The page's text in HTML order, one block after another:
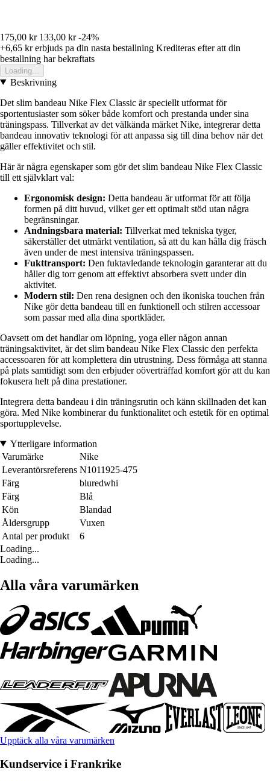
175,00 kr 133,00 kr -24%
+6,65 krerbjuds pa din nasta bestallning Krediteras efter att din
bestallning har bekraftats
Loading...
Beskrivning
Det slim bandeau Nike Flex Classic är speciellt utformat för
sportentusiaster som söker både komfort och prestanda under sina
träningspass. Tillverkat av det välkända märket Nike, integrerar detta
bandeau innovativ teknologi för att anpassa sig till dina behov när det
gäller effektivitet och stil.
Här är några egenskaper som gör det slim bandeau Nike Flex Classic
till ett självklart val:
Ergonomisk design: Detta bandeau är utformat för att följa
formen på ditt huvud, vilket ger ett optimalt stöd utan några
begränsningar.
Andningsbara material: Tillverkat med tekniska tyger,
säkerställer det utmärkt ventilation, så att du kan hålla dig fräsch
även under de mest intensiva träningspassen.
Fukttransport: Den fuktavledande teknologin garanterar att du
håller dig torr genom att effektivt absorbera svett under din
aktivitet.
Modern stil: Den rena designen och den ikoniska touchen från
Nike gör detta bandeau till en funktionell och stilren accessoar
som passar med alla dina sportkläder.
Oavsett om det handlar om löpning, yoga eller någon annan
träningsaktivitet, är det slim bandeau Nike Flex Classic den perfekta
accessoaren för att komplettera din utrustning. Dess förmåga att stanna
på plats samtidigt som den erbjuder oöverträffad komfort gör att du kan
fokusera helt på dina prestationer.
Integrera detta bandeau i din träningsrutin och känn skillnaden det kan
göra. Med Nike kombinerar du funktionalitet och estetik för en optimal
sportupplevelse.
Ytterligare information
Varumärke
Nike
Leverantörsreferens N1011925-475
Färg
bluredwhi
Färg
Blå
Kön
Blandad
Åldersgrupp
Vuxen
Antal per produkt
6
Loading...
Loading...
Alla våra varumärken
Upptäck alla våra varumärken
Kundservice i Frankrike